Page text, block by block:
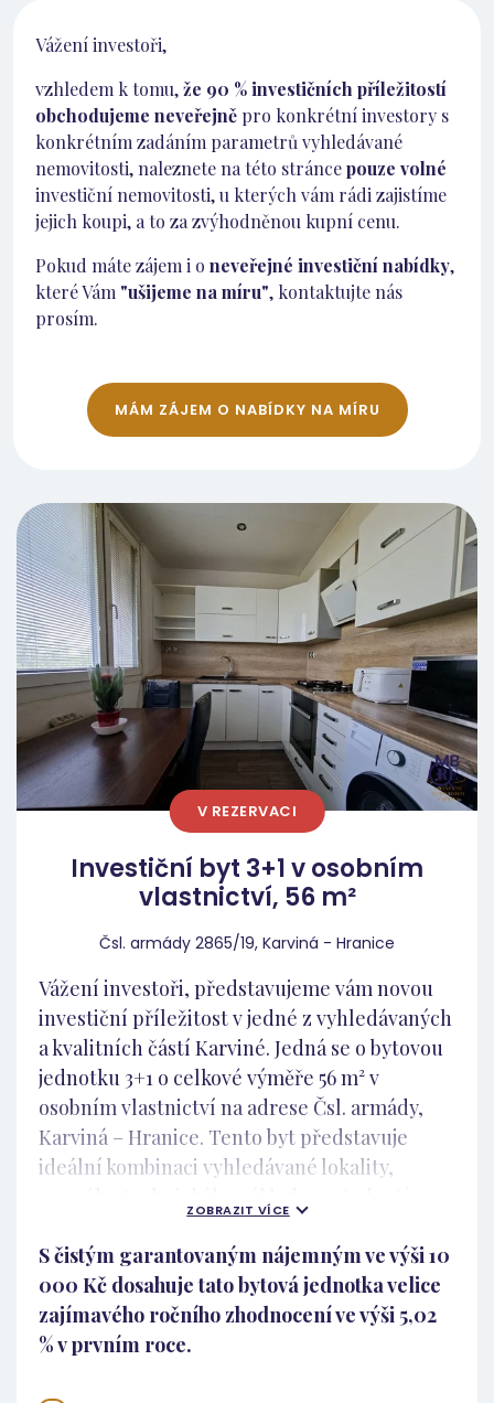
Vážení investoři,
vzhledem k tomu,že 90 % investičních příležitostí
obchodujeme neveřejně pro konkrétní investory s
konkrétním zadáním parametrů vyhledávané
nemovitosti, naleznete na této stráncepouze volné
investiční nemovitosti, u kterých vám rádi zajistíme
jejich koupi, a to za zvýhodněnou kupní cenu.
Pokud máte zájem i o neveřejné investiční nabídky,
které Vám "ušijeme na míru", kontaktujte nás
prosím.
MÁM ZÁJEM O NABÍDKY NA MÍRU
V REZERVACI
Investiční byt 3+1 v osobním
vlastnictví, 56 m²
Čsl. armády 2865/19, Karviná - Hranice
Vážení investoři, představujeme vám novou
investiční příležitost v jedné z vyhledávaných
a kvalitních částí Karviné. Jedná se o bytovou
jednotku 3+1 o celkové výměře 56 m² v
osobním vlastnictví na adrese Čsl. armády,
Karviná – Hranice. Tento byt představuje
ideální kombinaci vyhledávané lokality,
pevného technického základu a především
karvinském trhu obrovskou konkurenční
výhodou. Osobní vlastnictví: Vzácná a ceněná
komodita v Karviné Vzhledem k tomu, že
bytový fond v Karviné je z drtivé většiny
ZOBRAZIT VÍCE
S čistým garantovaným nájemným ve výši 10
000 Kč dosahuje tato bytová jednotka velice
zajímavého ročního zhodnocení ve výši 5,02
% v prvním roce.